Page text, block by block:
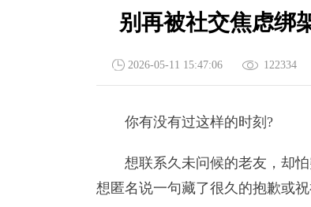
别再被社交焦虑绑
2026-05-11 15:47:06 122334
你有没有过这样的时刻?
想联系久未问候的老友，却怕
想匿名说一句藏了很久的抱歉或